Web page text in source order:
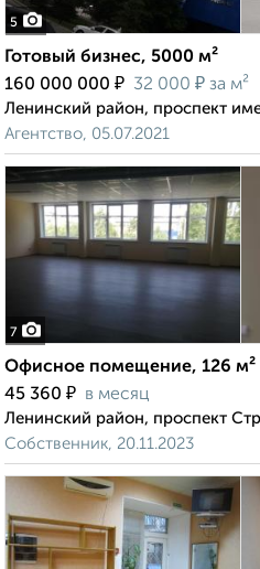
5
Готовый бизнес, 5000 м²
160 000 000 ₽ 32 000 ₽ за м²
Ленинский район, проспект
Агентство, 05.07.2021
7
Офисное помещение, 126 м²
45 360 ₽ в месяц
Ленинский район, проспект
Собственник, 20.11.2023